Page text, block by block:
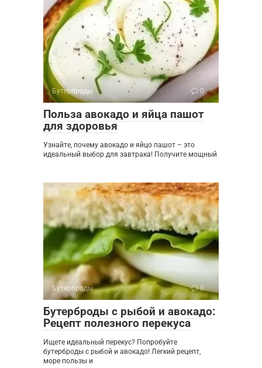
Бутерброды 0
Польза авокадо и яйца пашот
для здоровья
Узнайте, почему авокадо и яйцо пашот – это
идеальный выбор для завтрака! Получите мощный
Бутерброды 0
Бутерброды с рыбой и авокадо:
Рецепт полезного перекуса
Ищете идеальный перекус? Попробуйте
бутерброды с рыбой и авокадо! Легкий рецепт,
море пользы и